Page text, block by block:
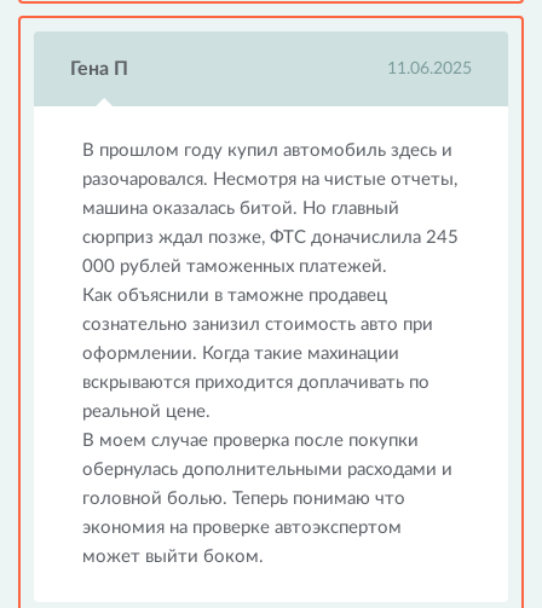
Гена П 11.06.2025
В прошлом году купил автомобиль здесь и
разочаровался. Несмотря на чистые отчеты,
машина оказалась битой. Но главный
сюрприз ждал позже, ФТС доначислила 245
000 рублей таможенных платежей.
Как объяснили в таможне продавец
сознательно занизил стоимость авто при
оформлении. Когда такие махинации
вскрываются приходится доплачивать по
реальной цене.
В моем случае проверка после покупки
обернулась дополнительными расходами и
головной болью. Теперь понимаю что
экономия на проверке автоэкспертом
может выйти боком.